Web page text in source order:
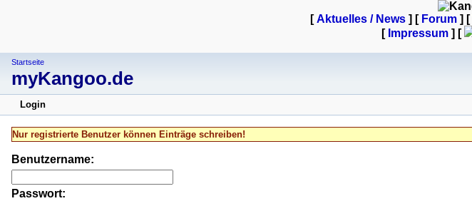
[Aktuelles / News ] [ Forum ] [
[ Impressum] [
Startseite
myKangoo.de
Login
Nur registrierte Benutzer können Einträge schreiben!
Benutzername:
Passwort: